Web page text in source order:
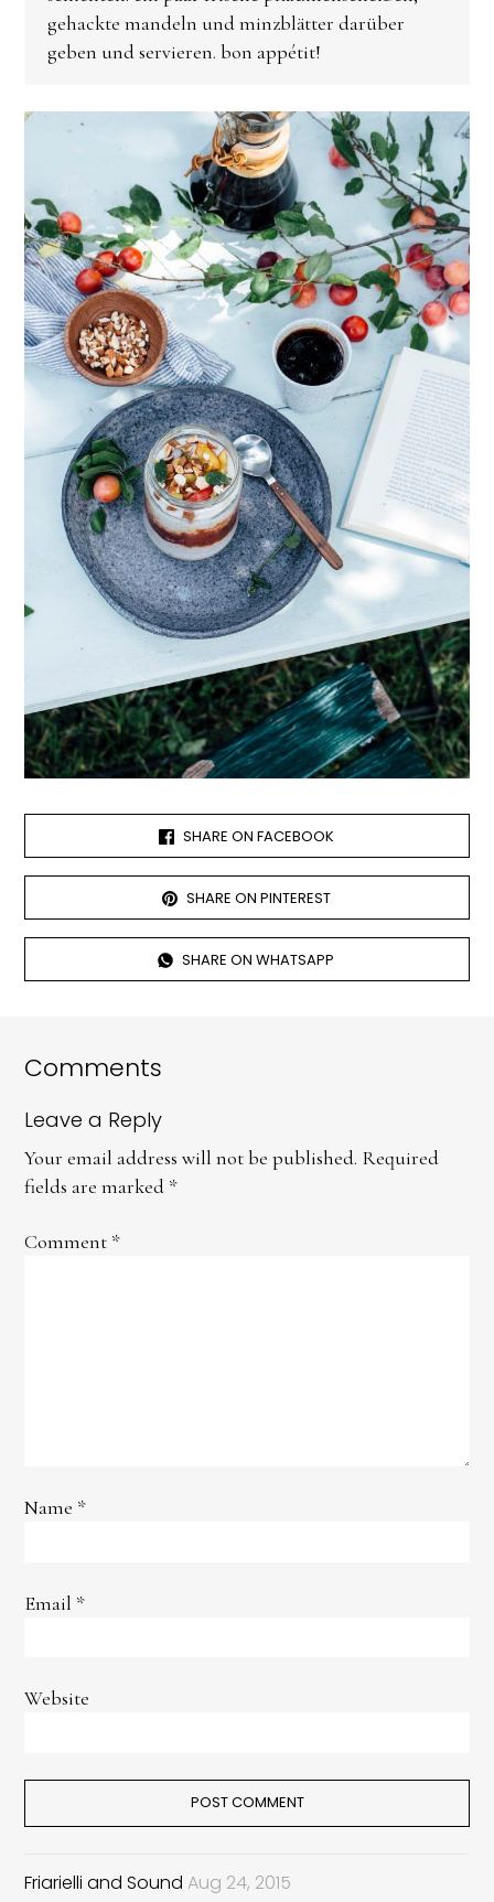
gehackte mandeln und minzblätter darüber
geben und servieren. bon appétit!
SHARE ON FACEBOOK
SHARE ON PINTEREST
SHARE ON WHATSAPP
Comments
Leave a Reply
Your email address will not be published. Required
fields are marked *
Comment *
Name *
Email *
Website
Friarielli and Sound Aug 24, 2015